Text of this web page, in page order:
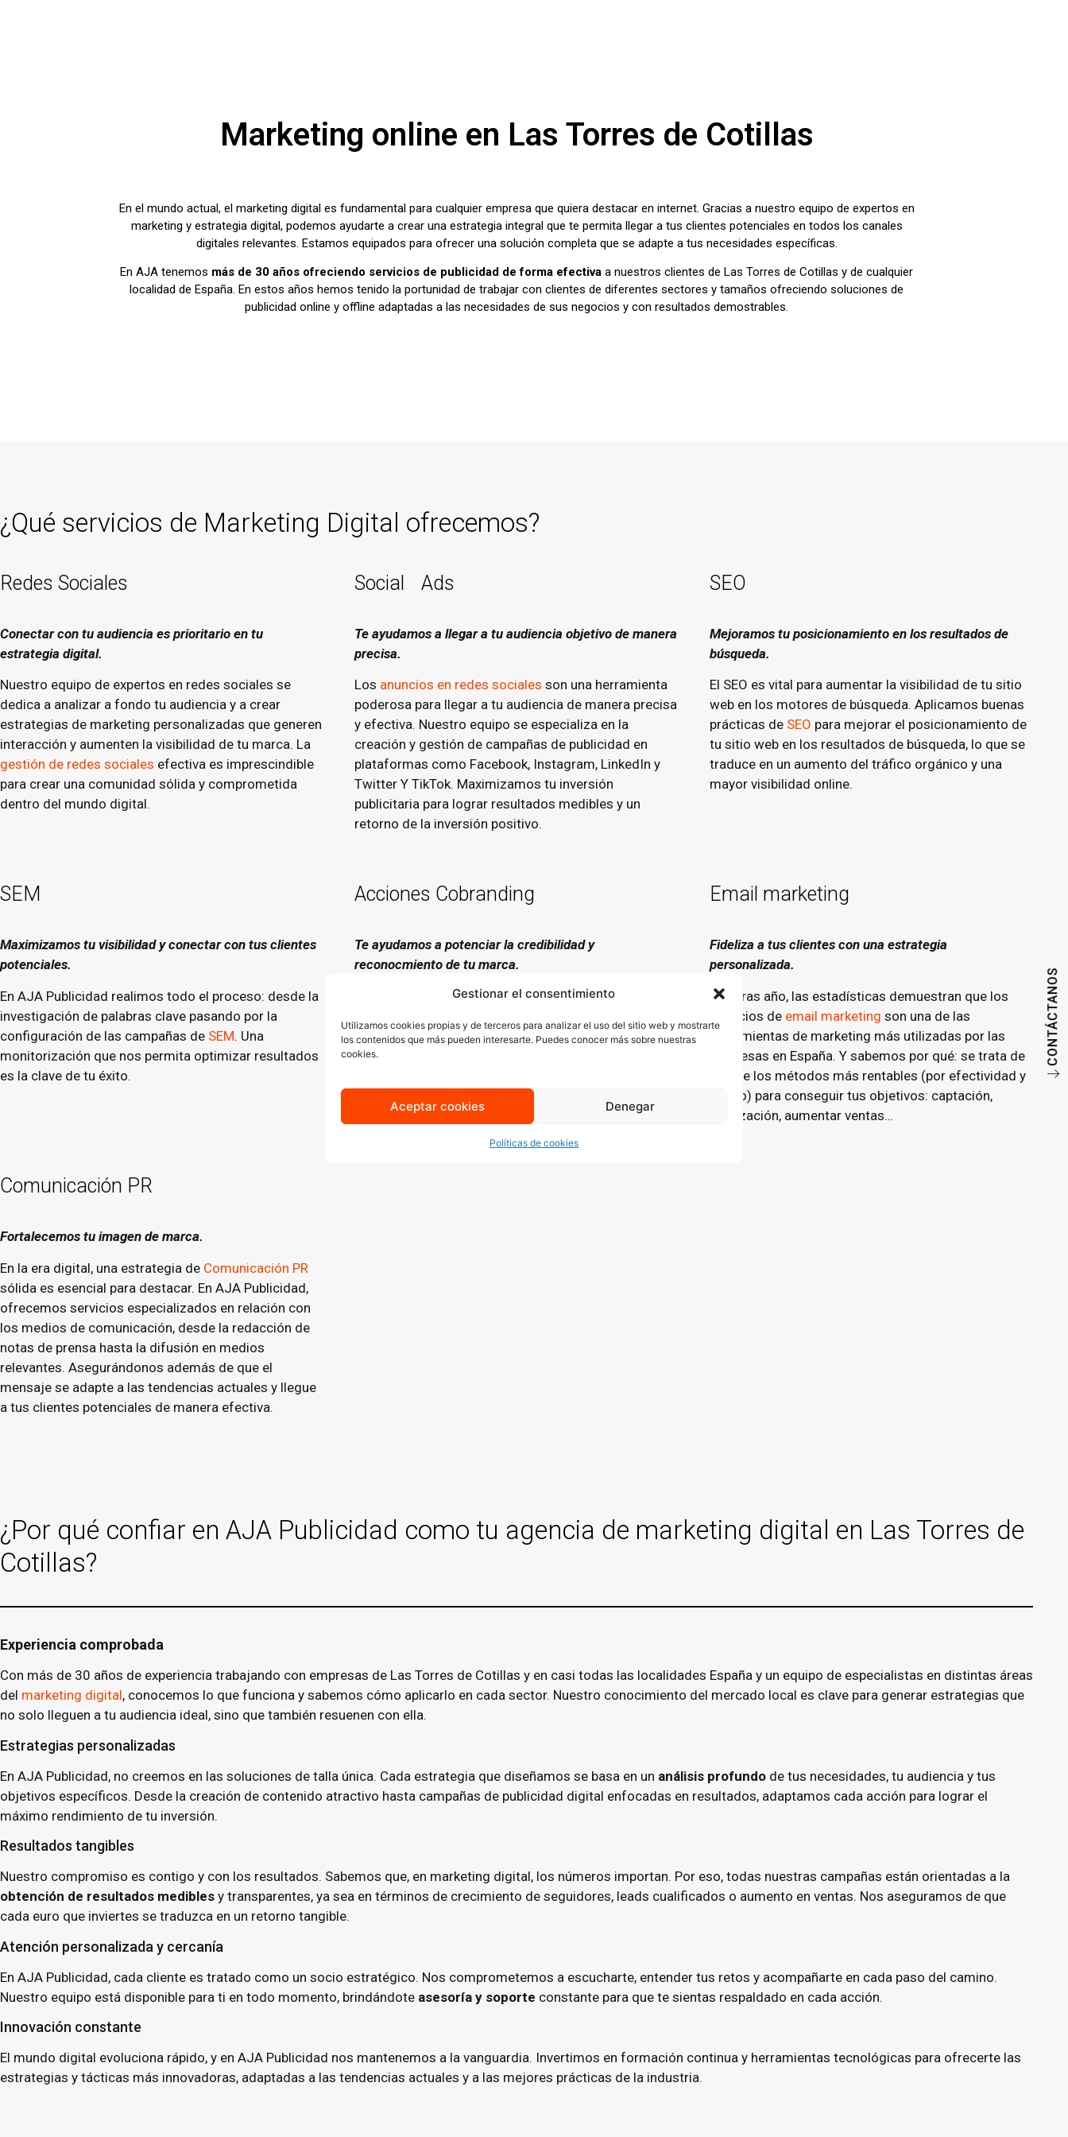
Gestionar el consentimiento
Utilizamos cookies propias y de terceros para analizar el uso del sitio web y mostrarte
los contenidos que más pueden interesarte. Puedes conocer más sobre nuestras
cookies.
Aceptar cookies Denegar
Políticas de cookies
CONTÁCTANOS
Marketing online en Las Torres de Cotillas
En el mundo actual, el marketing digital es fundamental para cualquier empresa que quiera destacar en internet. Gracias a nuestro equipo de expertos en
marketing y estrategia digital, podemos ayudarte a crear una estrategia integral que te permita llegar a tus clientes potenciales en todos los canales
digitales relevantes. Estamos equipados para ofrecer una solución completa que se adapte a tus necesidades específicas.
En AJA tenemos más de 30 años ofreciendo servicios de publicidad de forma efectiva a nuestros clientes de Las Torres de Cotillas y de cualquier
localidad de España. En estos años hemos tenido la portunidad de trabajar con clientes de diferentes sectores y tamaños ofreciendo soluciones de
publicidad online y offline adaptadas a las necesidades de sus negocios y con resultados demostrables.
¿Qué servicios de Marketing Digital ofrecemos?
Redes Sociales
Conectar con tu audiencia es prioritario en tu
estrategia digital.
Nuestro equipo de expertos en redes sociales se
dedica a analizar a fondo tu audiencia y a crear
estrategias de marketing personalizadas que generen
interacción y aumenten la visibilidad de tu marca. La
gestión de redes sociales efectiva es imprescindible
para crear una comunidad sólida y comprometida
dentro del mundo digital.
Social Ads
Te ayudamos a llegar a tu audiencia objetivo de manera
precisa.
Los anuncios en redes sociales son una herramienta
poderosa para llegar a tu audiencia de manera precisa
y efectiva. Nuestro equipo se especializa en la
creación y gestión de campañas de publicidad en
plataformas como Facebook, Instagram, LinkedIn y
Twitter Y TikTok. Maximizamos tu inversión
publicitaria para lograr resultados medibles y un
retorno de la inversión positivo.
SEO
Mejoramos tu posicionamiento en los resultados de
búsqueda.
El SEO es vital para aumentar la visibilidad de tu sitio
web en los motores de búsqueda. Aplicamos buenas
prácticas de SEO para mejorar el posicionamiento de
tu sitio web en los resultados de búsqueda, lo que se
traduce en un aumento del tráfico orgánico y una
mayor visibilidad online.
SEM
Maximizamos tu visibilidad y conectar con tus clientes
potenciales.
En AJA Publicidad realimos todo el proceso: desde la
investigación de palabras clave pasando por la
configuración de las campañas de SEM. Una
monitorización que nos permita optimizar resultados
es la clave de tu éxito.
Acciones Cobranding
Te ayudamos a potenciar la credibilidad y
reconocmiento de tu marca.
Las acciones de cobranding son una estrategia
asociarse con otras empresas de renombre. En AJA
Publicidad, te ayudamos a identificar oportunidades
marca y aumenten tu alcance en línea.
Email marketing
Fideliza a tus clientes con una estrategia
personalizada.
Año tras año, las estadísticas demuestran que los
servicios de email marketing son una de las
herramientas de marketing más utilizadas por las
empresas en España. Y sabemos por qué: se trata de
uno de los métodos más rentables (por efectividad y
precio) para conseguir tus objetivos: captación,
fidelización, aumentar ventas…
Comunicación PR
Fortalecemos tu imagen de marca.
En la era digital, una estrategia de Comunicación PR
sólida es esencial para destacar. En AJA Publicidad,
ofrecemos servicios especializados en relación con
los medios de comunicación, desde la redacción de
notas de prensa hasta la difusión en medios
relevantes. Asegurándonos además de que el
mensaje se adapte a las tendencias actuales y llegue
a tus clientes potenciales de manera efectiva.
¿Por qué confiar en AJA Publicidad como tu agencia de marketing digital en Las Torres de
Cotillas?
Experiencia comprobada
Con más de 30 años de experiencia trabajando con empresas de Las Torres de Cotillas y en casi todas las localidades España y un equipo de especialistas en distintas áreas
del marketing digital, conocemos lo que funciona y sabemos cómo aplicarlo en cada sector. Nuestro conocimiento del mercado local es clave para generar estrategias que
no solo lleguen a tu audiencia ideal, sino que también resuenen con ella.
Estrategias personalizadas
En AJA Publicidad, no creemos en las soluciones de talla única. Cada estrategia que diseñamos se basa en un análisis profundo de tus necesidades, tu audiencia y tus
objetivos específicos. Desde la creación de contenido atractivo hasta campañas de publicidad digital enfocadas en resultados, adaptamos cada acción para lograr el
máximo rendimiento de tu inversión.
Resultados tangibles
Nuestro compromiso es contigo y con los resultados. Sabemos que, en marketing digital, los números importan. Por eso, todas nuestras campañas están orientadas a la
obtención de resultados medibles y transparentes, ya sea en términos de crecimiento de seguidores, leads cualificados o aumento en ventas. Nos aseguramos de que
cada euro que inviertes se traduzca en un retorno tangible.
Atención personalizada y cercanía
En AJA Publicidad, cada cliente es tratado como un socio estratégico. Nos comprometemos a escucharte, entender tus retos y acompañarte en cada paso del camino.
Nuestro equipo está disponible para ti en todo momento, brindándote asesoría y soporte constante para que te sientas respaldado en cada acción.
Innovación constante
El mundo digital evoluciona rápido, y en AJA Publicidad nos mantenemos a la vanguardia. Invertimos en formación continua y herramientas tecnológicas para ofrecerte las
estrategias y tácticas más innovadoras, adaptadas a las tendencias actuales y a las mejores prácticas de la industria.